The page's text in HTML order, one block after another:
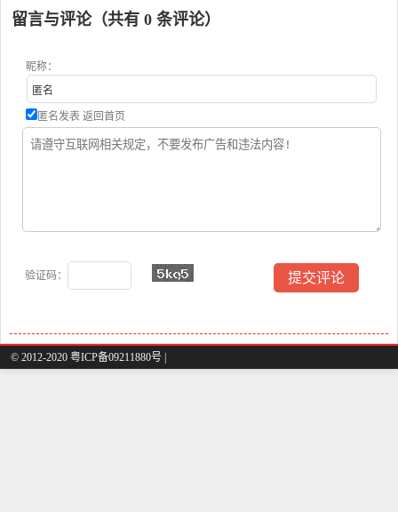
留言与评论（共有 0 条评论）
昵称：
匿名发表 返回首页
验证码：
© 2012-2020 粤ICP备09211880号 |